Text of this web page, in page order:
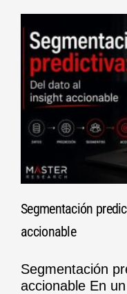
Segmentación
accionable
Segmentación
accionable En